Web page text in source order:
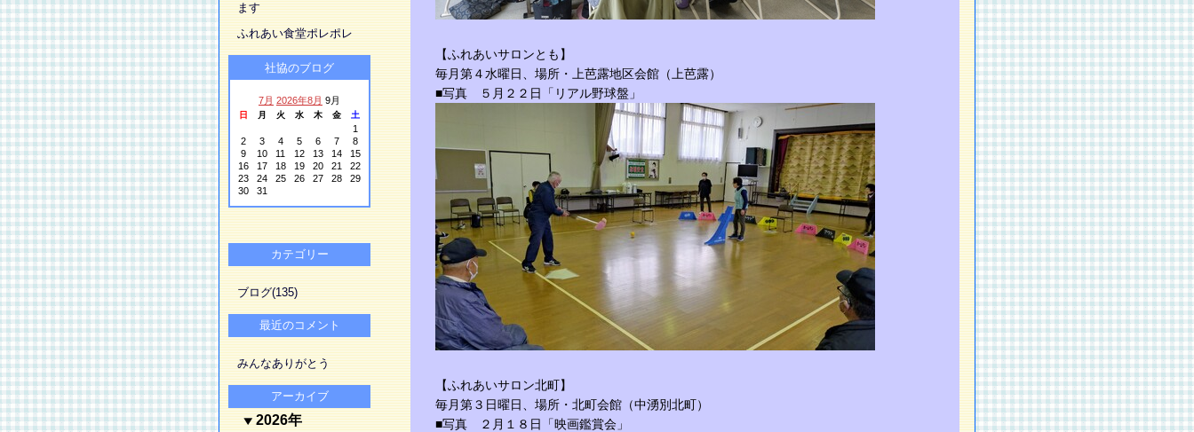
【ふれあいサロンとも】
毎月第４水曜日、場所・上芭露地区会館（上芭露）
■写真 ５月２２日「リアル野球盤」
【ふれあいサロン北町】
毎月第３日曜日、場所・北町会館（中湧別北町）
■写真 ２月１８日「映画鑑賞会」
ます
ふれあい食堂ポレポレ
社協のブログ
7月 2026年8月 9月
日 月 火 水 木 金 土
1
2
3 4 5 6 7
8
9
10 11 12 13 14
15
16
17 18 19 20 21
22
23
24 25 26 27 28
29
30
31
カテゴリー
ブログ(135)
最近のコメント
みんなありがとう
アーカイブ
2026年